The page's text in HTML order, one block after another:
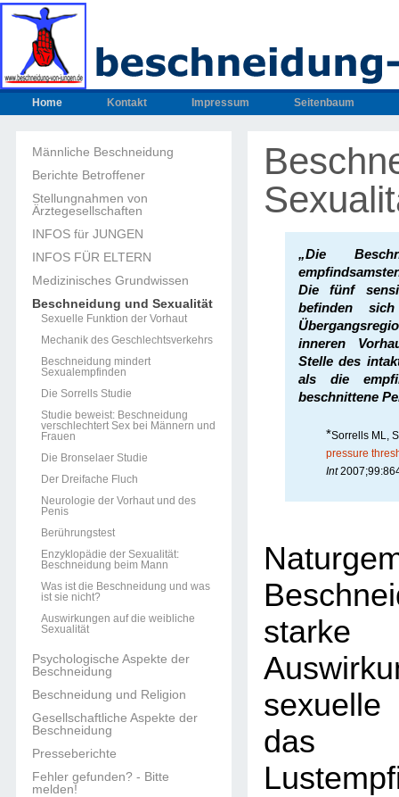
Home Kontakt Impressum Seitenbaum
Männliche Beschneidung
Berichte Betroffener
Stellungnahmen von
Ärztegesellschaften
INFOS für JUNGEN
INFOS FÜR ELTERN
Medizinisches Grundwissen
Beschneidung und Sexualität
Sexuelle Funktion der Vorhaut
Mechanik des Geschlechtsverkehrs
Beschneidung mindert
Sexualempfinden
Die Sorrells Studie
Studie beweist: Beschneidung
verschlechtert Sex bei Männern und
Frauen
Die Bronselaer Studie
Der Dreifache Fluch
Neurologie der Vorhaut und des
Penis
Berührungstest
Enzyklopädie der Sexualität:
Beschneidung beim Mann
Was ist die Beschneidung und was
ist sie nicht?
Auswirkungen auf die weibliche
Sexualität
Psychologische Aspekte der
Beschneidung
Beschneidung und Religion
Gesellschaftliche Aspekte der
Beschneidung
Presseberichte
Fehler gefunden? - Bitte
melden!
„Die
Die fünf
befinden
inneren
Stelle des
als die
beschnittene
*Sorrells ML,
pressure
Int
das